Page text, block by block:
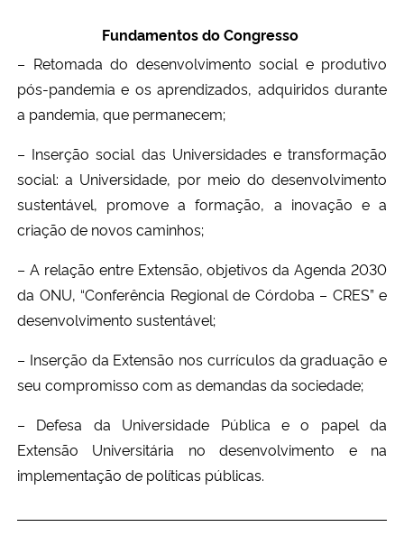
Fundamentos do Congresso
– Retomada do desenvolvimento social e produtivo
pós-pandemia e os aprendizados, adquiridos durante
a pandemia, que permanecem;
– Inserção social das Universidades e transformação
social: a Universidade, por meio do desenvolvimento
sustentável, promove a formação, a inovação e a
criação de novos caminhos;
– A relação entre Extensão, objetivos da Agenda 2030
da ONU, “Conferência Regional de Córdoba – CRES” e
desenvolvimento sustentável;
– Inserção da Extensão nos currículos da graduação e
seu compromisso com as demandas da sociedade;
– Defesa da Universidade Pública e o papel da
Extensão Universitária no desenvolvimento e na
implementação de políticas públicas.